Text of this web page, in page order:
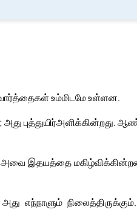
உம்மிடமே உள்ளன.
புத்துயிர்அளிக்கின்றது.
அவை இதயத்தை
எந்நாளும்